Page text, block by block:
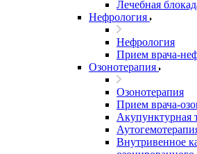
Лечебная
Нефрология
Нефрология
Прием врача-
Озонотерапия
Озонотерапия
Прием врача-
Акупунктурная
Внутривенное